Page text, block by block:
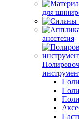
для
анестезия